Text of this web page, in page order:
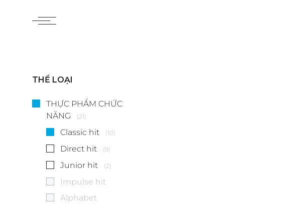
THỂ LOẠI
THỰC PHẨM CHỨC
NĂNG
(21)
Classic hit (10)
Direct hit (9)
Junior hit (2)
Impulse hit
Alphabet